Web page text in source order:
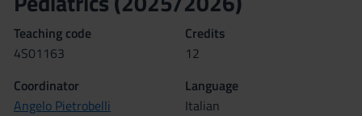
Teaching code
4S01163
Credits
12
Coordinator
Angelo Pietrobelli
Language
Italian